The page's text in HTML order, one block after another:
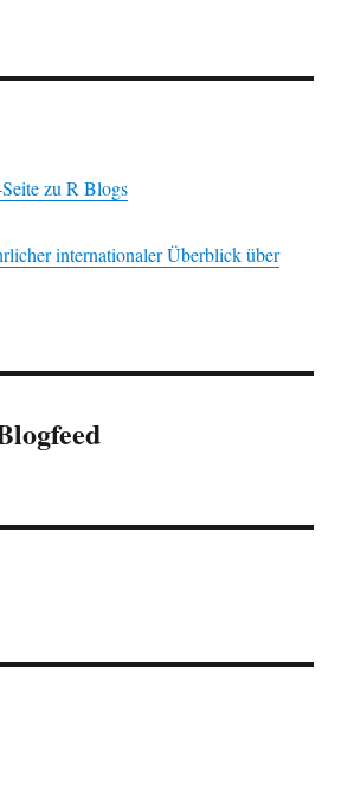
zu R Blogs
internationaler Überblick über